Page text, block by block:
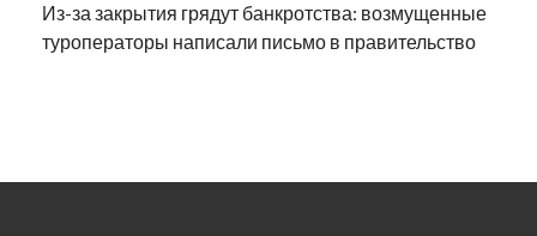
Из-за закрытия грядут банкротства: возмущенные
туроператоры написали письмо в правительство